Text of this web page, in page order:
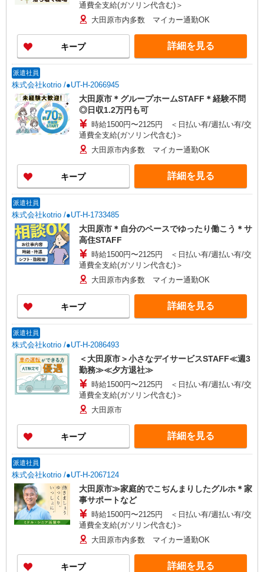
通費全支給(ガソリン代含む)＞
大田原市内多数 マイカー通勤OK
キープ 詳細を見る
派遣社員
株式会社kotrio /●UT-H-2066945
大田原市＊グループホームSTAFF＊経験不問
◎日収1.2万円も可
時給1500円〜2125円 ＜日払い有/週払い有/交
通費全支給(ガソリン代含む)＞
大田原市内多数 マイカー通勤OK
キープ 詳細を見る
派遣社員
株式会社kotrio /●UT-H-1733485
大田原市＊自分のペースでゆったり働こう＊サ
高住STAFF
時給1500円〜2125円 ＜日払い有/週払い有/交
通費全支給(ガソリン代含む)＞
大田原市内多数 マイカー通勤OK
キープ 詳細を見る
派遣社員
株式会社kotrio /●UT-H-2086493
＜大田原市＞小さなデイサービスSTAFF≪週3
勤務≫≪夕方退社≫
時給1500円〜2125円 ＜日払い有/週払い有/交
通費全支給(ガソリン代含む)＞
大田原市
キープ 詳細を見る
派遣社員
株式会社kotrio /●UT-H-2067124
大田原市≫家庭的でこぢんまりしたグルホ＊家
事サポートなど
時給1500円〜2125円 ＜日払い有/週払い有/交
通費全支給(ガソリン代含む)＞
大田原市内多数 マイカー通勤OK
キープ 詳細を見る